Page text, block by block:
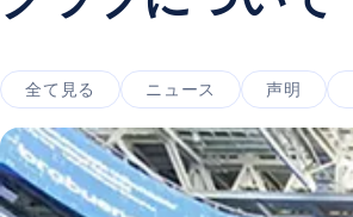
全て見る ニュース 声明